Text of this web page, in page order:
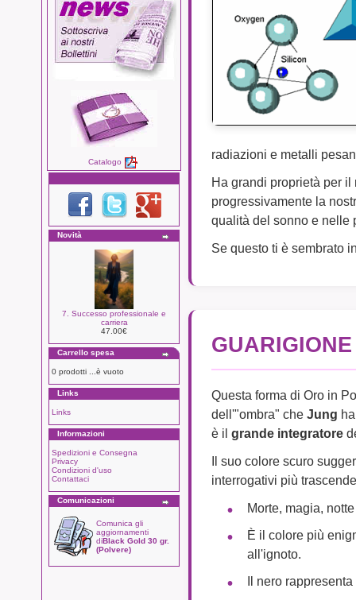
Catalogo
Novità
7. Successo professionale e
carriera
47.00€
Carrello spesa
0 prodotti ...è vuoto
Links
Links
Informazioni
Spedizioni e Consegna
Privacy
Condizioni d'uso
Contattaci
Comunicazioni
Comunica gli
aggiornamenti
diBlack Gold 30 gr.
(Polvere)
radiazioni e metalli
Ha grandi proprietà per
progressivamente la
qualità del sonno e nelle
Se questo ti è sembrato
Questa forma di Oro in
dell'"ombra" che Jung
è il grande integratore
Il suo colore scuro
interrogativi più
Morte, magia,
È il colore più
all'ignoto.
Il nero